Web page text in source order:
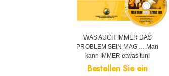
WAS AUCH IMMER DAS
PROBLEM SEIN MAG … Man
kann IMMER etwas tun!
Bestellen Sie ein